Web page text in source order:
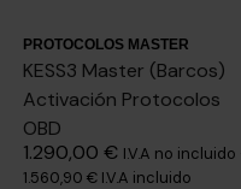
PROTOCOLOS MASTER
KESS3 Master (Barcos)
Activación Protocolos
OBD
1.290,00€ I.V.A no incluido
1.560,90€ I.V.A incluido